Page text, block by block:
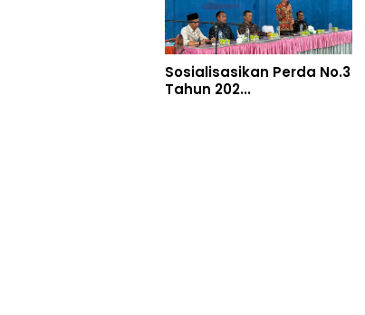
Sosialisasikan Perda No.3
Tahun 202...